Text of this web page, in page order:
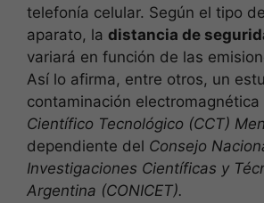
telefonía celular. Según el tipo
aparato, la distancia de
variará en función de las
Así lo afirma, entre otros, un
contaminación electromagnética
Científico Tecnológico (CCT)
dependiente del Consejo
Investigaciones Científicas y
Argentina (CONICET).